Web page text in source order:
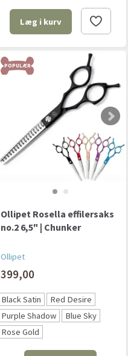
Læg i kurv
POPULÆR
Ollipet Rosella effilersaks
no.2 6,5" | Chunker
Ollipet
399,00
Black Satin
Red Desire
Purple Shadow
Blue Sky
Rose Gold